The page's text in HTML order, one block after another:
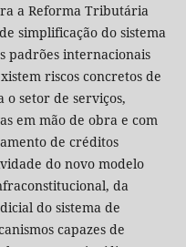
a Reforma Tributária
simplificação do sistema
padrões internacionais
riscos concretos de
setor de serviços,
em mão de obra e com
de créditos
do novo modelo
da
do sistema de
capazes de